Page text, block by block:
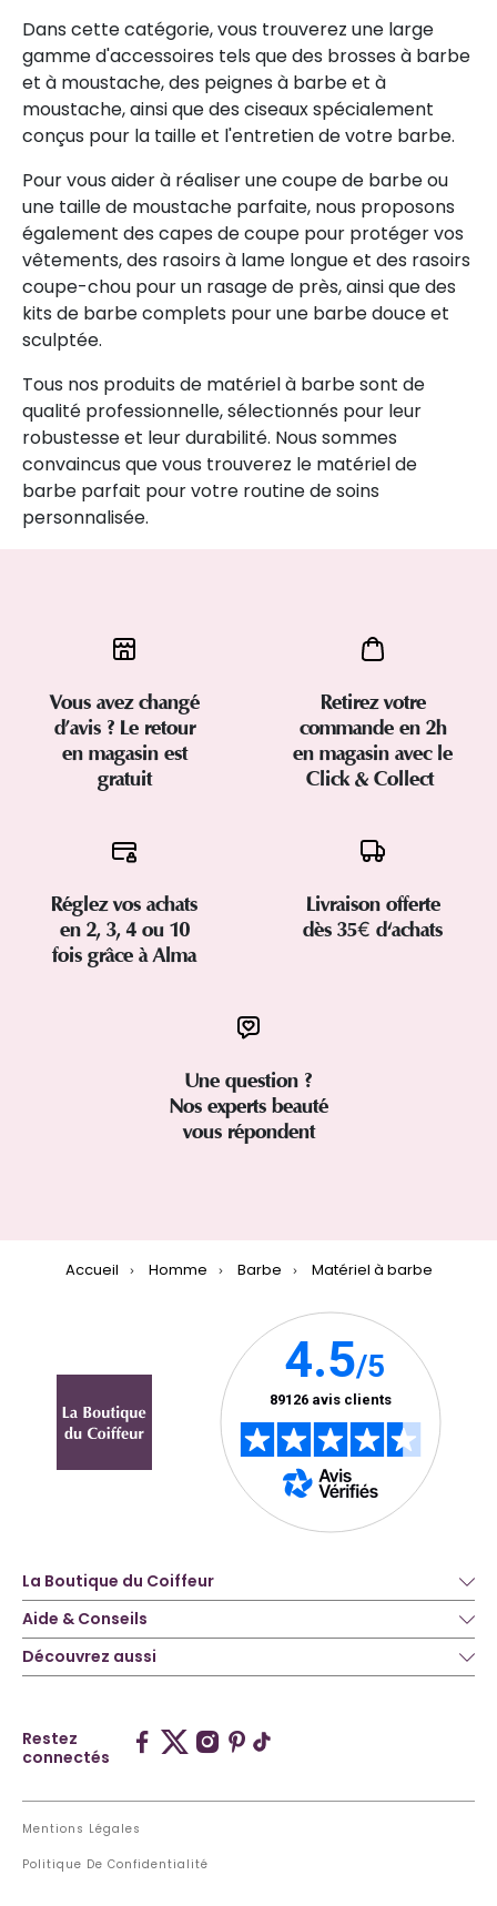
Dans cette catégorie, vous trouverez une large
gamme d'accessoires tels que des brosses à barbe
et à moustache, des peignes à barbe et à
moustache, ainsi que des ciseaux spécialement
conçus pour la taille et l'entretien de votre barbe.
Pour vous aider à réaliser une coupe de barbe ou
une taille de moustache parfaite, nous proposons
également des capes de coupe pour protéger vos
vêtements, des rasoirs à lame longue et des rasoirs
coupe-chou pour un rasage de près, ainsi que des
kits de barbe complets pour une barbe douce et
sculptée.
Tous nos produits de matériel à barbe sont de
qualité professionnelle, sélectionnés pour leur
robustesse et leur durabilité. Nous sommes
convaincus que vous trouverez le matériel de
barbe parfait pour votre routine de soins
personnalisée.
Vous avez changé
d’avis ? Le retour
en magasin est
gratuit
Retirez votre
commande en 2h
en magasin avec le
Click & Collect
Réglez vos achats
en 2, 3, 4 ou 10
fois grâce à Alma
Livraison offerte
dès 35€ d'achats
Une question ?
Nos experts beauté
vous répondent
Accueil Homme Barbe Matériel à barbe
La Boutique du Coiffeur
Aide & Conseils
Découvrez aussi
Restez
connectés
Mentions Légales
Politique De Confidentialité